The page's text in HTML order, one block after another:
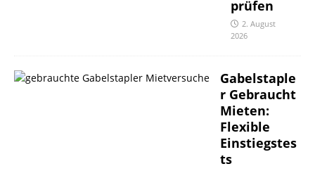
prüfen
2. August
2026
Gabelstaple
r Gebraucht
Mieten:
Flexible
Einstiegstes
ts